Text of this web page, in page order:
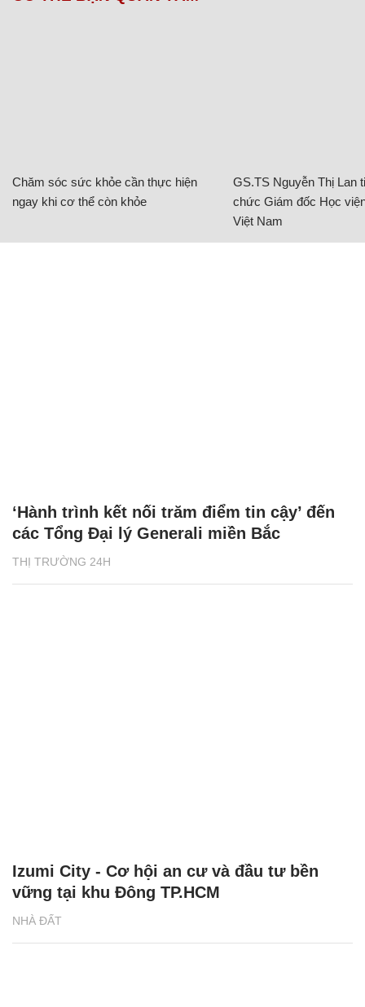
Chăm sóc sức khỏe cần thực hiện
ngay khi cơ thể còn khỏe
GS.TS Nguyễn Thị Lan
chức Giám đốc Học
Việt Nam
THỊ TRƯỜNG 24H
‘Hành trình kết nối trăm điểm tin cậy’ đến
các Tổng Đại lý Generali miền Bắc
NHÀ ĐẤT
Izumi City - Cơ hội an cư và đầu tư bền
vững tại khu Đông TP.HCM